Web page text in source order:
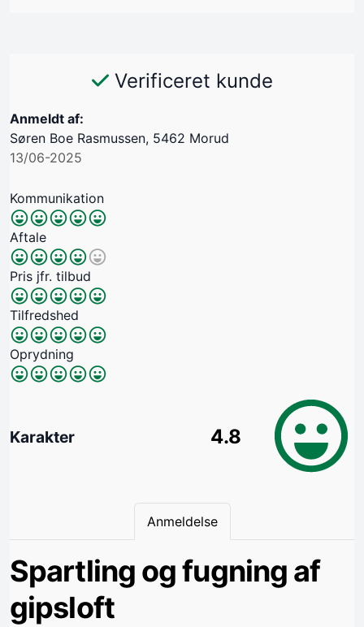
Verificeret kunde
Anmeldt af:
Søren Boe Rasmussen, 5462 Morud
13/06-2025
Kommunikation
Aftale
Pris jfr. tilbud
Tilfredshed
Oprydning
Karakter 4.8
Anmeldelse
Spartling og fugning af
gipsloft